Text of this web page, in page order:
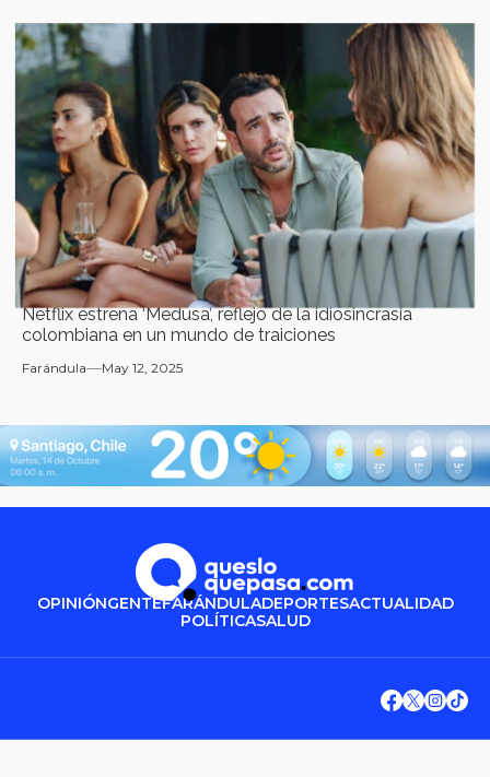
Netflix estrena ‘Medusa’, reflejo de la idiosincrasia
colombiana en un mundo de traiciones
Farándula May 12, 2025
OPINIÓNGENTEFARÁNDULADEPORTESACTUALIDAD
POLÍTICASALUD